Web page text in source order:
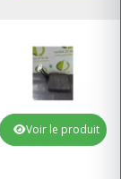
Voir le produit